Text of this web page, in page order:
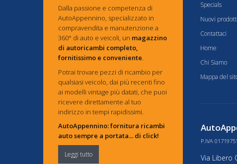
Dalla passione e competenza di
AutoAppennino, specializzato in
compravendita e manutenzione a
360° di auto e veicoli, un magazzino
di autoricambi completo,
fornitissimo e conveniente.
Potrai trovare pezzi di ricambio per
qualsiasi veicolo, dai più recenti fino
ai modelli vintage più datati, che puoi
ricevere direttamente al tuo
indirizzo in tempi rapidissimi.
AutoAppennino: fornitura ricambi
auto sempre a portata... di click!
Leggi tutto
Specials
Nuovi prodotti
Contattaci
Home
Chi Siamo
Mappa del
P.IVA
Via Libero